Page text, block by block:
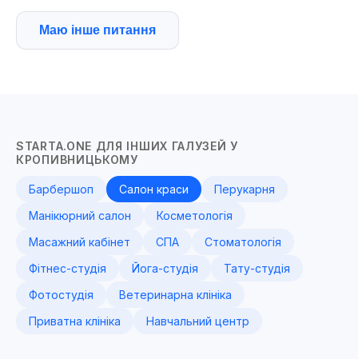
Маю інше питання
STARTA.ONE ДЛЯ ІНШИХ ГАЛУЗЕЙ У
КРОПИВНИЦЬКОМУ
Барбершоп Салон краси
Перукарня
Манікюрний салон
Косметологія
Масажний кабінет
СПА
Стоматологія
Фітнес-студія
Йога-студія
Тату-студія
Фотостудія
Ветеринарна клініка
Приватна клініка
Навчальний центр